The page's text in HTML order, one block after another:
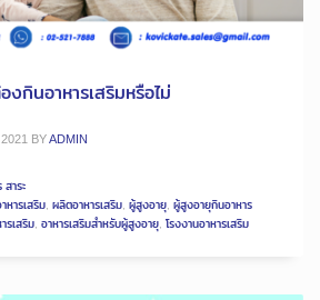
งกินอาหารเสริมหรือไม่
BYADMIN
สาระ
หารเสริม, ผลิตอาหารเสริม, ผู้สูงอายุ, ผู้สูงอายุกินอาหาร
รเสริม, อาหารเสริมสำหรับผู้สูงอายุ, โรงงานอาหารเสริม